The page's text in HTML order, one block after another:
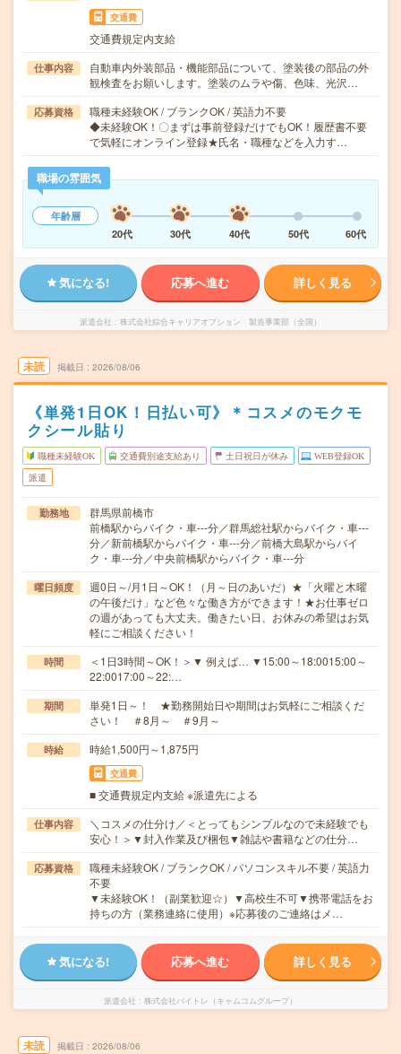
交通費
交通費規定内支給
仕事内容
自動車内外装部品・機能部品について、塗装後の部品の外
観検査をお願いします。塗装のムラや傷、色味、光沢…
応募資格
職種未経験OK / ブランクOK / 英語力不要
◆未経験OK！〇まずは事前登録だけでもOK！履歴書不要
で気軽にオンライン登録★氏名・職種などを入力す…
職場の雰囲気
年齢層
20代
30代 40代 50代 60代
気になる! 応募へ進む 詳しく見る
派遣会社 株式会社綜合キャリアオプション 製造事業部（全国）
未読 掲載日 2026/08/06
《単発1日OK！日払い可》＊コスメのモクモ
クシール貼り
職種未経験OK 交通費別途支給あり 土日祝日が休み WEB登録OK
派遣
勤務地
群馬県前橋市
前橋駅からバイク・車---分／群馬総社駅からバイク・車---
分／新前橋駅からバイク・車---分／前橋大島駅からバイ
ク・車---分／中央前橋駅からバイク・車---分
曜日頻度
週0日～/月1日～OK！（月～日のあいだ）★「火曜と木曜
の午後だけ」など色々な働き方ができます！★お仕事ゼロ
の週があっても大丈夫。働きたい日、お休みの希望はお気
軽にご相談ください！
時間
＜1日3時間～OK！＞▼ 例えば… ▼15:00～18:0015:00～
22:0017:00～22:…
期間
単発1日～！ ★勤務開始日や期間はお気軽にご相談くだ
さい！ ＃8月～ ＃9月～
時給 時給1,500円～1,875円
交通費
■ 交通費規定内支給 ※派遣先による
仕事内容
＼コスメの仕分け／＜とってもシンプルなので未経験でも
安心！＞▼封入作業及び梱包▼雑誌や書籍などの仕分…
応募資格
職種未経験OK / ブランクOK / パソコンスキル不要 / 英語力
不要
▼未経験OK！（副業歓迎☆）▼高校生不可▼携帯電話をお
持ちの方（業務連絡に使用）※応募後のご連絡はメ…
気になる! 応募へ進む 詳しく見る
派遣会社 株式会社バイトレ（キャムコムグループ）
未読 掲載日 2026/08/06